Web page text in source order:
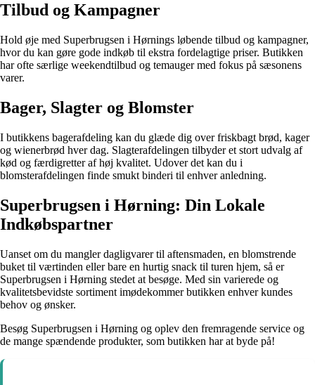
Tilbud og Kampagner
Hold øje med Superbrugsen i Hørnings løbende tilbud og kampagner,
hvor du kan gøre gode indkøb til ekstra fordelagtige priser. Butikken
har ofte særlige weekendtilbud og temauger med fokus på sæsonens
varer.
Bager, Slagter og Blomster
I butikkens bagerafdeling kan du glæde dig over friskbagt brød, kager
og wienerbrød hver dag. Slagterafdelingen tilbyder et stort udvalg af
kød og færdigretter af høj kvalitet. Udover det kan du i
blomsterafdelingen finde smukt binderi til enhver anledning.
Superbrugsen i Hørning: Din Lokale
Indkøbspartner
Uanset om du mangler dagligvarer til aftensmaden, en blomstrende
buket til værtinden eller bare en hurtig snack til turen hjem, så er
Superbrugsen i Hørning stedet at besøge. Med sin varierede og
kvalitetsbevidste sortiment imødekommer butikken enhver kundes
behov og ønsker.
Besøg Superbrugsen i Hørning og oplev den fremragende service og
de mange spændende produkter, som butikken har at byde på!